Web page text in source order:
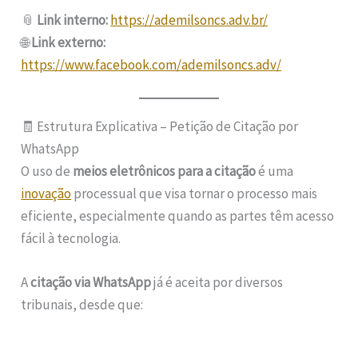
📎 Link interno:https://ademilsoncs.adv.br/
🌐Link externo:
https://www.facebook.com/ademilsoncs.adv/
🧾 Estrutura Explicativa – Petição de Citação por
WhatsApp
O uso de meios eletrônicos para a citaçãoé uma
inovaçãoprocessual que visa tornar o processo mais
eficiente, especialmente quando as partes têm acesso
fácil à tecnologia.
Acitação via WhatsAppjá é aceita por diversos
tribunais, desde que: